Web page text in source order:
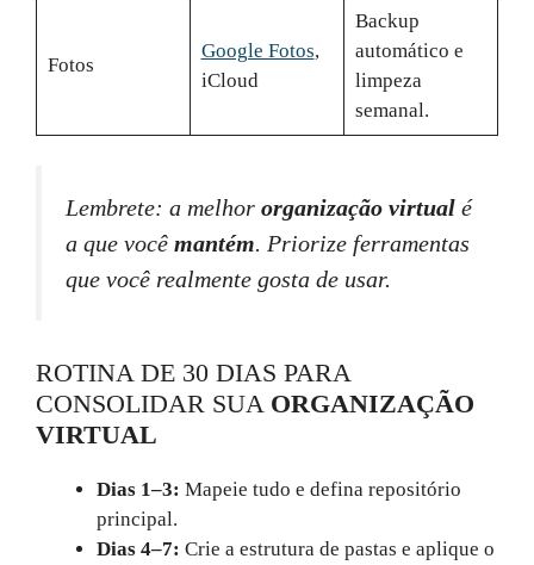
Fotos
Google Fotos,
iCloud
Backup
automático e
limpeza
semanal.
Lembrete: a melhor organização virtual é
a que você mantém. Priorize ferramentas
que você realmente gosta de usar.
ROTINA DE 30 DIAS PARA
CONSOLIDAR SUA ORGANIZAÇÃO
VIRTUAL
Dias 1–3: Mapeie tudo e defina repositório
principal.
Dias 4–7: Crie a estrutura de pastas e aplique o